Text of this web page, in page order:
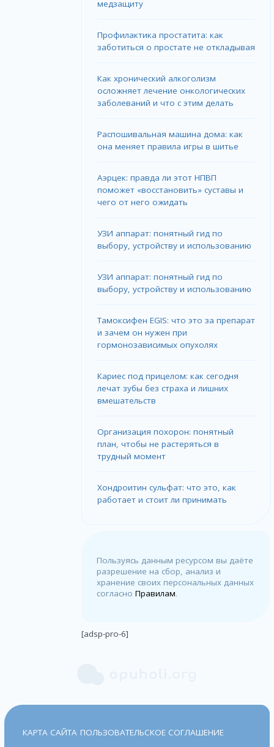
медзащиту
Профилактика простатита: как
заботиться о простате не откладывая
Как хронический алкоголизм
осложняет лечение онкологических
заболеваний и что с этим делать
Распошивальная машина дома: как
она меняет правила игры в шитье
Аэрцек: правда ли этот НПВП
поможет «восстановить» суставы и
чего от него ожидать
УЗИ аппарат: понятный гид по
выбору, устройству и использованию
УЗИ аппарат: понятный гид по
выбору, устройству и использованию
Тамоксифен EGIS: что это за препарат
и зачем он нужен при
гормонозависимых опухолях
Кариес под прицелом: как сегодня
лечат зубы без страха и лишних
вмешательств
Организация похорон: понятный
план, чтобы не растеряться в
трудный момент
Хондроитин сульфат: что это, как
работает и стоит ли принимать
Пользуясь данным ресурсом вы даёте
разрешение на сбор, анализ и
хранение своих персональных данных
согласноПравилам.
[adsp-pro-6]
КАРТА САЙТА ПОЛЬЗОВАТЕЛЬСКОЕ СОГЛАШЕНИЕ